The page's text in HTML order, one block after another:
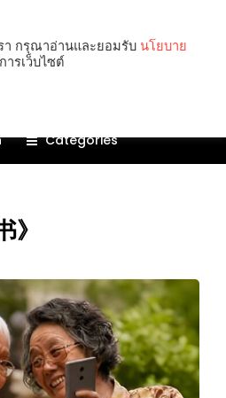
Categories
》
า กรุณาอ่านและยอมรับ นโยบาย
ารเว็บไซต์